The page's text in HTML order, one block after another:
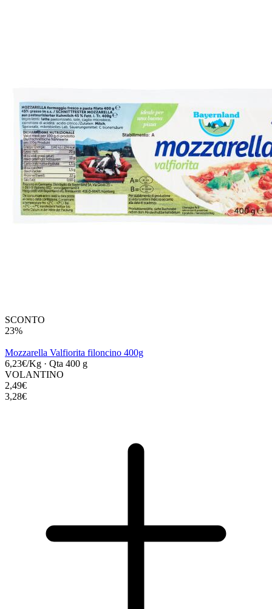
SCONTO
23%
Mozzarella Valfiorita filoncino 400g
6,23€/Kg · Qta 400 g
VOLANTINO
2,49€
3,28€